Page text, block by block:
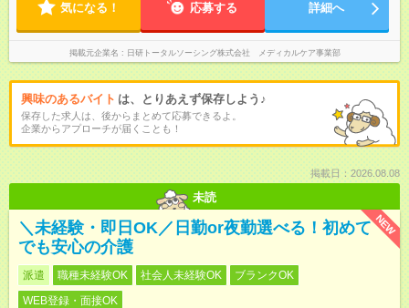
気になる！ 応募する 詳細へ
掲載元企業名 日研トータルソーシング株式会社 メディカルケア事業部
興味のあるバイト は、とりあえず保存しよう♪
保存した求人は、後からまとめて応募できるよ。
企業からアプローチが届くことも！
掲載日：2026.08.08
未読
NEW
＼未経験・即日OK／日勤or夜勤選べる！初めて
でも安心の介護
派遣 職種未経験OK 社会人未経験OK
ブランクOK
WEB登録・面接OK